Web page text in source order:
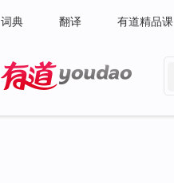
词典 翻译 有道精品课